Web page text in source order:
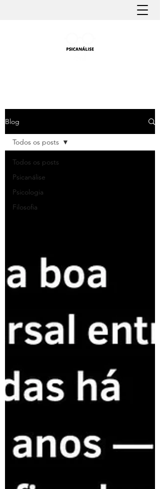
Blog
Todos os posts
Psicanálise
Psicologia
Filosofia
Todos os posts